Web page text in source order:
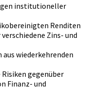
institutioneller
Renditen
Zins- und
wiederkehrenden
gegenüber
Finanz- und